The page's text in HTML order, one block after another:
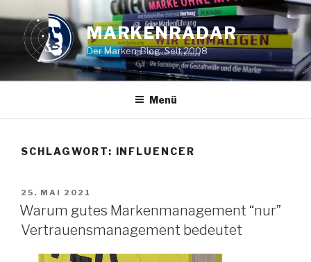
Inhalt
springen
MARKENRADAR
Der Marken-Blog. Seit 2008
Menü
SCHLAGWORT: INFLUENCER
VERÖFFENTLICHT
AM
25. MAI 2021
Warum gutes Markenmanagement “nur”
Vertrauensmanagement bedeutet